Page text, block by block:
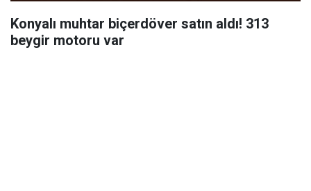
Konyalı muhtar biçerdöver satın aldı! 313
beygir motoru var